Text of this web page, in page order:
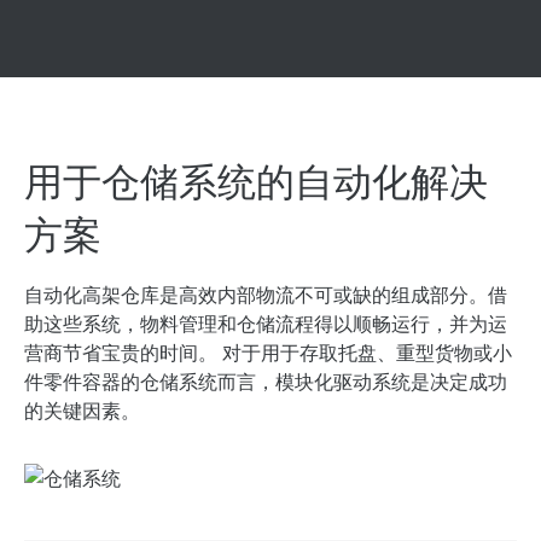
用于仓储系统的自动化解决
方案
自动化高架仓库是高效内部物流不可或缺的组成部分。借
助这些系统，物料管理和仓储流程得以顺畅运行，并为运
营商节省宝贵的时间。 对于用于存取托盘、重型货物或小
件零件容器的仓储系统而言，模块化驱动系统是决定成功
的关键因素。